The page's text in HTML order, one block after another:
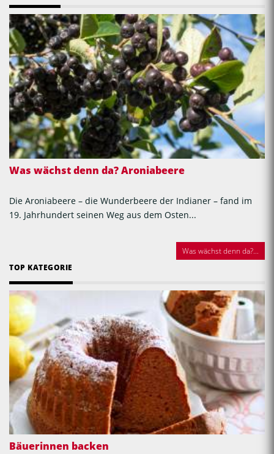
Was wächst denn da? Aroniabeere
Die Aroniabeere – die Wunderbeere der Indianer – fand im
19. Jahrhundert seinen Weg aus dem Osten...
Was wächst denn da?...
TOP KATEGORIE
Bäuerinnen backen